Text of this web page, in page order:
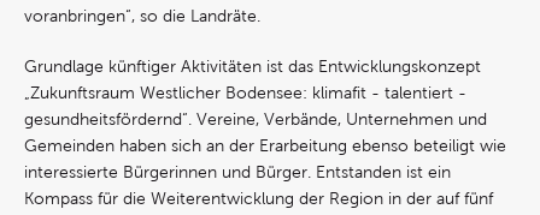
voranbringen“, so die Landräte.
Grundlage künftiger Aktivitäten ist das Entwicklungskonzept
„Zukunftsraum Westlicher Bodensee: klimafit - talentiert -
gesundheitsfördernd“. Vereine, Verbände, Unternehmen und
Gemeinden haben sich an der Erarbeitung ebenso beteiligt wie
interessierte Bürgerinnen und Bürger. Entstanden ist ein
Kompass für die Weiterentwicklung der Region in der auf fünf